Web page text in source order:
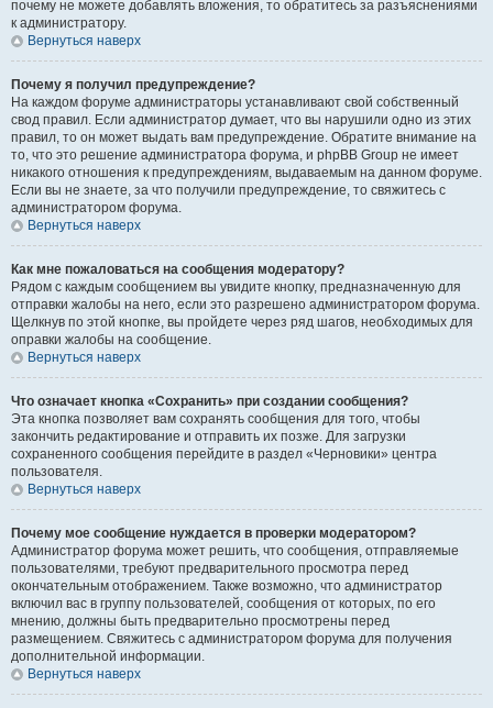
почему не можете добавлять вложения, то обратитесь за разъяснениями
к администратору.
Вернуться наверх
Почему я получил предупреждение?
На каждом форуме администраторы устанавливают свой собственный
свод правил. Если администратор думает, что вы нарушили одно из этих
правил, то он может выдать вам предупреждение. Обратите внимание на
то, что это решение администратора форума, и phpBB Group не имеет
никакого отношения к предупреждениям, выдаваемым на данном форуме.
Если вы не знаете, за что получили предупреждение, то свяжитесь с
администратором форума.
Вернуться наверх
Как мне пожаловаться на сообщения модератору?
Рядом с каждым сообщением вы увидите кнопку, предназначенную для
отправки жалобы на него, если это разрешено администратором форума.
Щелкнув по этой кнопке, вы пройдете через ряд шагов, необходимых для
оправки жалобы на сообщение.
Вернуться наверх
Что означает кнопка «Сохранить» при создании сообщения?
Эта кнопка позволяет вам сохранять сообщения для того, чтобы
закончить редактирование и отправить их позже. Для загрузки
сохраненного сообщения перейдите в раздел «Черновики» центра
пользователя.
Вернуться наверх
Почему мое сообщение нуждается в проверки модератором?
Администратор форума может решить, что сообщения, отправляемые
пользователями, требуют предварительного просмотра перед
окончательным отображением. Также возможно, что администратор
включил вас в группу пользователей, сообщения от которых, по его
мнению, должны быть предварительно просмотрены перед
размещением. Свяжитесь с администратором форума для получения
дополнительной информации.
Вернуться наверх